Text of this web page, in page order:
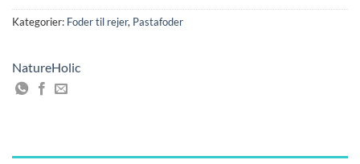
Kategorier: Foder til rejer, Pastafoder
NatureHolic